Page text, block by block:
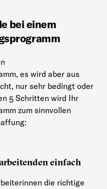
bei einem
es wird aber aus
nur sehr bedingt oder
5 Schritten wird Ihr
zum sinnvollen
einfach
die richtige